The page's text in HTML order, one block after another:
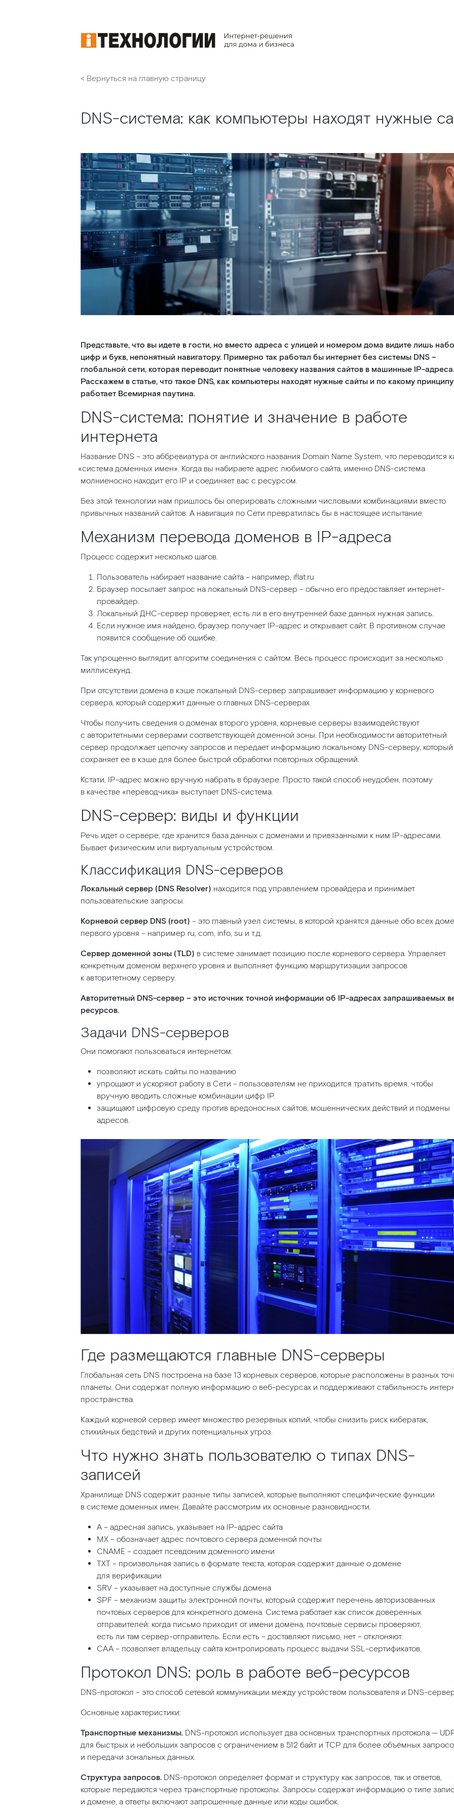
< Вернуться на главную страницу
DNS-система: как компьютеры находят нужные
Представьте, что вы идете в гости, но вместо адреса с улицей и номером дома видите лишь
цифр и букв, непонятный навигатору. Примерно так работал бы интернет без системы DNS –
глобальной сети, которая переводит понятные человеку названия сайтов в машинные IP-адреса.
Расскажем в статье, что такое DNS, как компьютеры находят нужные сайты и по какому принципу
работает Всемирная паутина.
DNS-система: понятие и значение в работе
интернета
Название DNS – это аббревиатура от английского названия Domain Name System, что переводится
«системадоменных имен». Когда вы набираете адрес любимого сайта, именно DNS-система
молниеносно находит его IP и соединяет вас с ресурсом.
Без этой технологии нам пришлось бы оперировать сложными числовыми комбинациями вместо
привычных названий сайтов. А навигация по Сети превратилась бы в настоящее испытание.
Механизм перевода доменов в IP-адреса
Процесс содержит несколько шагов.
Пользователь набирает название сайта – например, iflat.ru
Браузер посылает запрос на локальный DNS-сервер – обычно его предоставляет интернет-
провайдер.
Локальный ДНС-сервер проверяет, есть ли в его внутренней базе данных нужная запись.
Если нужное имя найдено, браузер получает IP-адрес и открывает сайт. В противном случае
появится сообщение об ошибке.
Так упрощенно выглядит алгоритм соединения с сайтом. Весь процесс происходит за несколько
миллисекунд.
При отсутствии домена в кэше локальный DNS-сервер запрашивает информацию у корневого
сервера, который содержит данные о главных DNS-серверах.
Чтобы получить сведения о доменах второго уровня, корневые серверы взаимодействуют
с авторитетными серверами соответствующей доменной зоны. При необходимости авторитетный
сервер продолжает цепочку запросов и передает информацию локальному DNS-серверу, который
сохраняет ее в кэше для более быстрой обработки повторных обращений.
Кстати, IP-адрес можно вручную набрать в браузере. Просто такой способ неудобен, поэтому
в качестве «переводчика» выступает DNS-система.
DNS-сервер: виды и функции
Речь идет о сервере, где хранится база данных с доменами и привязанными к ним IP-адресами.
Бывает физическим или виртуальным устройством.
Классификация DNS-серверов
Локальный сервер (DNS Resolver) находится под управлением провайдера и принимает
пользовательские запросы.
Корневой сервер DNS (root) – это главный узел системы, в которой хранятся данные обо всех
первого уровня – например ru, com, info, su и т.д.
Сервер доменной зоны (TLD) в системе занимает позицию после корневого сервера. Управляет
конкретным доменом верхнего уровня и выполняет функцию маршрутизации запросов
к авторитетному серверу.
Авторитетный DNS-сервер – это источник точной информации об IP-адресах запрашиваемых
ресурсов.
Задачи DNS-серверов
Они помогают пользоваться интернетом:
позволяют искать сайты по названию
упрощают и ускоряют работу в Сети – пользователям не приходится тратить время, чтобы
вручную вводить сложные комбинации цифр IP.
защищают цифровую среду против вредоносных сайтов, мошеннических действий и подмены
адресов.
Где размещаются главные DNS-серверы
Глобальная сеть DNS построена на базе 13 корневых серверов, которые расположены в разных
планеты. Они содержат полную информацию о веб-ресурсах и поддерживают стабильность
пространства.
Каждый корневой сервер имеет множество резервных копий, чтобы снизить риск кибератак,
стихийных бедствий и других потенциальных угроз.
Что нужно знать пользователю о типах DNS-
записей
Хранилище DNS содержит разные типы записей, которые выполняют специфические функции
в системе доменных имен. Давайте рассмотрим их основные разновидности.
A – адресная запись, указывает на IP-адрес сайта
MX – обозначает адрес почтового сервера доменной почты
CNAME – создает псевдоним доменного имени
TXT – произвольная запись в формате текста, которая содержит данные о домене
для верификации
SRV – указывает на доступные службы домена
SPF – механизм защиты электронной почты, который содержит перечень авторизованных
почтовых серверов для конкретного домена. Система работает как список доверенных
отправителей: когда письмо приходит от имени домена, почтовые сервисы проверяют,
есть ли там сервер-отправитель. Если есть – доставляют письмо, нет – отклоняют.
CAA – позволяет владельцу сайта контролировать процесс выдачи SSL-сертификатов.
Протокол DNS: роль в работе веб-ресурсов
DNS-протокол – это способ сетевой коммуникации между устройством пользователя и DNS-
Основные характеристики:
Транспортные механизмы. DNS-протокол использует два основных транспортных протокола —
для быстрых и небольших запросов с ограничением в 512 байт и TCP для более объёмных
и передачи зональных данных.
Структура запросов. DNS-протокол определяет формат и структуру как запросов, так и ответов,
которые передаются через транспортные протоколы. Запросы содержат информацию о типе
и домене, а ответы включают запрошенные данные или коды ошибок.